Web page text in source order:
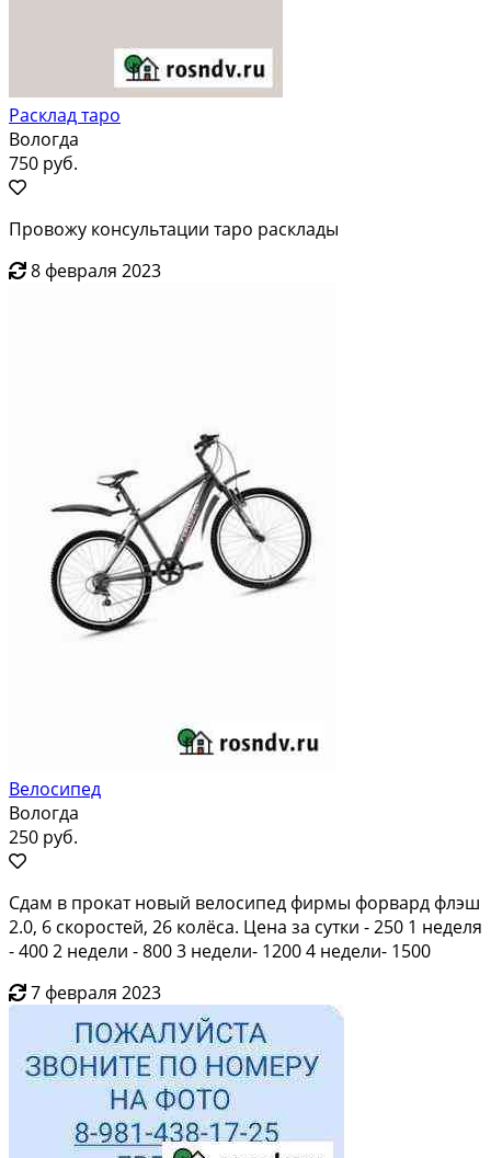
Расклад таро
Вологда
750 руб.
Провожу консультации таро расклады
8 февраля 2023
Велосипед
Вологда
250 руб.
Сдам в прокат новый велосипед фирмы форвард флэш
2.0, 6 скоростей, 26 колёса. Цена за сутки - 250 1 неделя
- 400 2 недели - 800 3 недели- 1200 4 недели- 1500
7 февраля 2023